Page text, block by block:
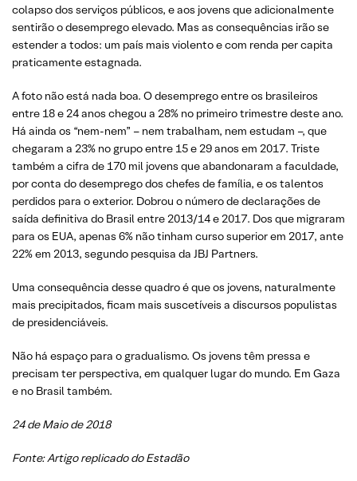
colapso dos serviços públicos, e aos jovens que adicionalmente
sentirão o desemprego elevado. Mas as consequências irão se
estender a todos: um país mais violento e com renda per capita
praticamente estagnada.
A foto não está nada boa. O desemprego entre os brasileiros
entre 18 e 24 anos chegou a 28% no primeiro trimestre deste ano.
Há ainda os “nem-nem” – nem trabalham, nem estudam –, que
chegaram a 23% no grupo entre 15 e 29 anos em 2017. Triste
também a cifra de 170 mil jovens que abandonaram a faculdade,
por conta do desemprego dos chefes de família, e os talentos
perdidos para o exterior. Dobrou o número de declarações de
saída definitiva do Brasil entre 2013/14 e 2017. Dos que migraram
para os EUA, apenas 6% não tinham curso superior em 2017, ante
22% em 2013, segundo pesquisa da JBJ Partners.
Uma consequência desse quadro é que os jovens, naturalmente
mais precipitados, ficam mais suscetíveis a discursos populistas
de presidenciáveis.
Não há espaço para o gradualismo. Os jovens têm pressa e
precisam ter perspectiva, em qualquer lugar do mundo. Em Gaza
e no Brasil também.
24 de Maio de 2018
Fonte: Artigo replicado do Estadão